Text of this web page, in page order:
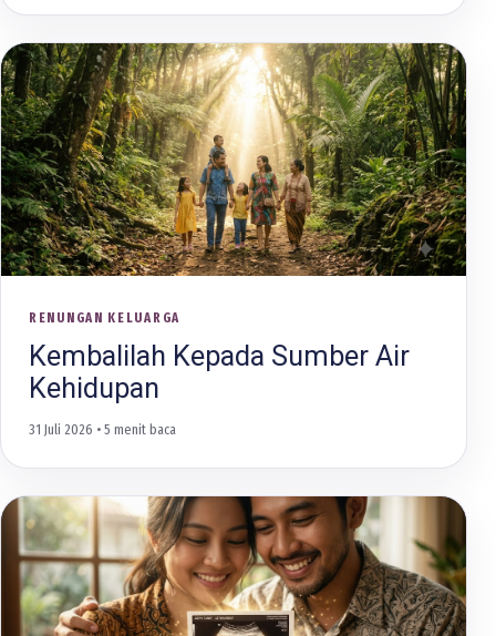
RENUNGAN KELUARGA
Kembalilah Kepada Sumber Air
Kehidupan
31 Juli 2026 • 5 menit baca